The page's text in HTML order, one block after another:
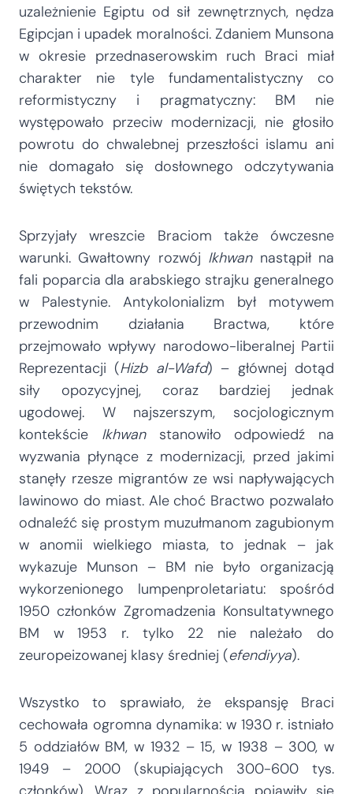
uzależnienie Egiptu od sił zewnętrznych, nędza
Egipcjan i upadek moralności. Zdaniem Munsona
w okresie przednaserowskim ruch Braci miał
charakter nie tyle fundamentalistyczny co
reformistyczny i pragmatyczny: BM nie
występowało przeciw modernizacji, nie głosiło
powrotu do chwalebnej przeszłości islamu ani
nie domagało się dosłownego odczytywania
świętych tekstów.
Sprzyjały wreszcie Braciom także ówczesne
warunki. Gwałtowny rozwój Ikhwannastąpił na
fali poparcia dla arabskiego strajku generalnego
w Palestynie. Antykolonializm był motywem
przewodnim działania Bractwa, które
przejmowało wpływy narodowo-liberalnej Partii
Reprezentacji (Hizb al-Wafd) – głównej dotąd
siły opozycyjnej, coraz bardziej jednak
ugodowej. W najszerszym, socjologicznym
kontekście Ikhwanstanowiło odpowiedź na
wyzwania płynące z modernizacji, przed jakimi
stanęły rzesze migrantów ze wsi napływających
lawinowo do miast. Ale choć Bractwo pozwalało
odnaleźć się prostym muzułmanom zagubionym
w anomii wielkiego miasta, to jednak – jak
wykazuje Munson – BM nie było organizacją
wykorzenionego lumpenproletariatu: spośród
1950 członków Zgromadzenia Konsultatywnego
BM w 1953 r. tylko 22 nie należało do
zeuropeizowanej klasy średniej (efendiyya).
Wszystko to sprawiało, że ekspansję Braci
cechowała ogromna dynamika: w 1930 r. istniało
5 oddziałów BM, w 1932 – 15, w 1938 – 300, w
1949 – 2000 (skupiających 300-600 tys.